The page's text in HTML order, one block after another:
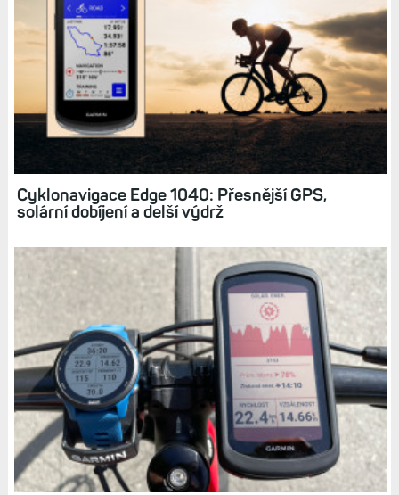
Cyklonavigace Edge 1040: Přesnější GPS,
solární dobíjení a delší výdrž